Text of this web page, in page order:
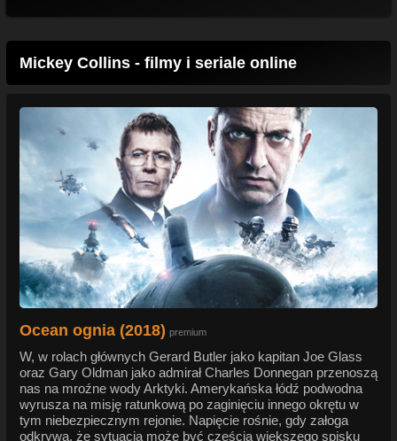
Mickey Collins - filmy i seriale online
Ocean ognia (2018) premium
W, w rolach głównych Gerard Butler jako kapitan Joe Glass
oraz Gary Oldman jako admirał Charles Donnegan przenoszą
nas na mroźne wody Arktyki. Amerykańska łódź podwodna
wyrusza na misję ratunkową po zaginięciu innego okrętu w
tym niebezpiecznym rejonie. Napięcie rośnie, gdy załoga
odkrywa, że sytuacja może być częścią większego spisku